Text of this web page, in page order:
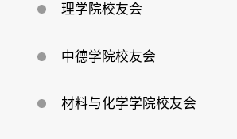
理学院校友会
中德学院校友会
材料与化学学院校友会